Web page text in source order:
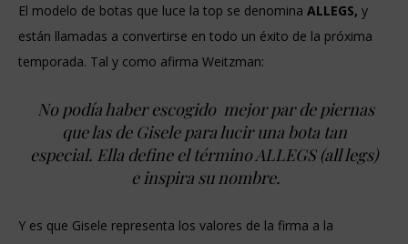
El modelo de botas que luce la top se denomina ALLEGS, y
están llamadas a convertirse en todo un éxito de la próxima
temporada. Tal y como afirma Weitzman:
No podía haber escogido mejor par de piernas
que las de Gisele para lucir una bota tan
especial. Ella define el término ALLEGS (all legs)
e inspira su nombre.
Y es que Gisele representa los valores de la firma a la